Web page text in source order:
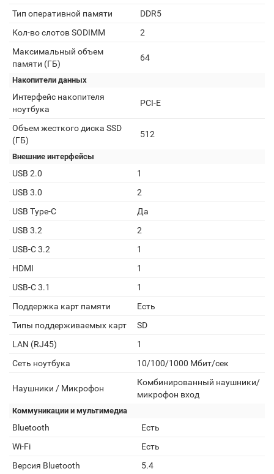
Тип оперативной памяти
DDR5
Кол-во слотов SODIMM
2
Максимальный объем
памяти (ГБ)
64
Накопители данных
Интерфейс накопителя
ноутбука
PCI-E
Объем жесткого диска SSD
(ГБ)
512
Внешние интерфейсы
USB 2.0
1
USB 3.0
2
USB Type-C
Да
USB 3.2
2
USB-C 3.2
1
HDMI
1
USB-C 3.1
1
Поддержка карт памяти
Есть
Типы поддерживаемых карт
SD
LAN (RJ45)
1
Сеть ноутбука
10/100/1000 Мбит/сек
Наушники / Микрофон
Комбинированный наушники/
микрофон вход
Коммуникации и мультимедиа
Bluetooth
Есть
Wi-Fi
Есть
Версия Bluetooth
5.4